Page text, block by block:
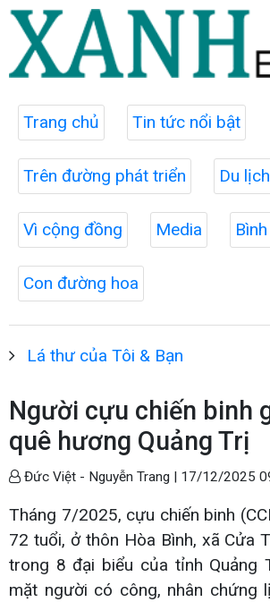
Trang chủ Tin tức nổi bật
Trên đường phát triển Du lịch
Vì cộng đồng Media
Con đường hoa
Lá thư của Tôi & Bạn
Người cựu chiến binh
quê hương Quảng Trị
Đức Việt - Nguyễn Trang | 17/12/2025
Tháng 7/2025, cựu chiến binh
72 tuổi, ở thôn Hòa Bình, xã Cửa
trong 8 đại biểu của tỉnh Quảng
mặt người có công, nhân chứng